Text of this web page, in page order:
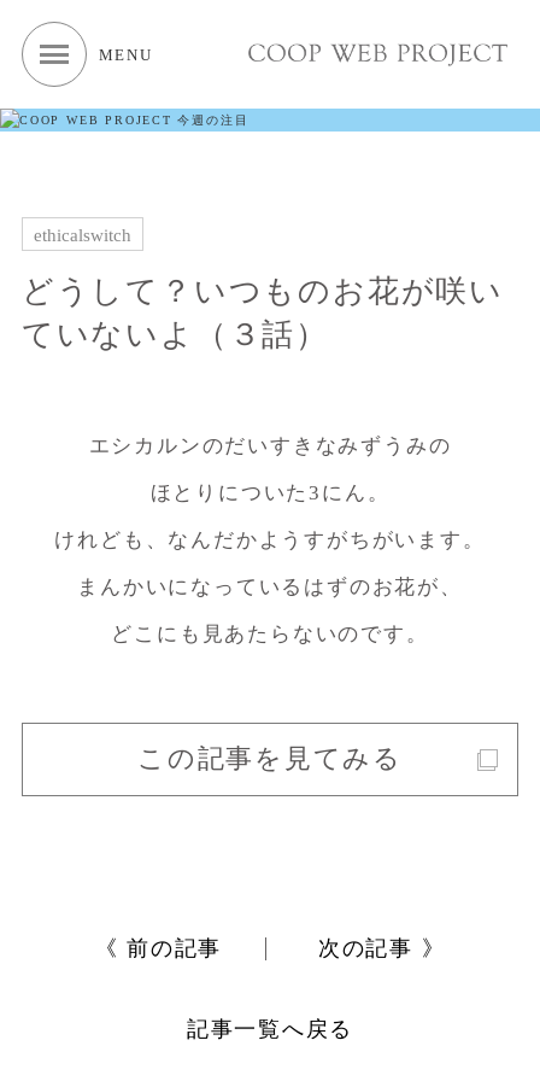
MENU
ethicalswitch
どうして？いつものお花が咲い
ていないよ（３話）
エシカルンのだいすきなみずうみの
ほとりについた3にん。
けれども、なんだかようすがちがいます。
まんかいになっているはずのお花が、
どこにも見あたらないのです。
この記事を見てみる
《 前の記事
記事一覧へ戻る
次の記事 》